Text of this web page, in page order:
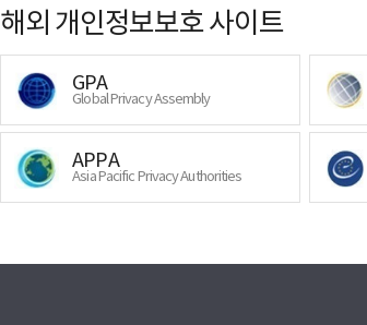
해외 개인정보보호 사이트
GPA
Global Privacy Assembly
APPA
Asia Pacific Privacy Authorities